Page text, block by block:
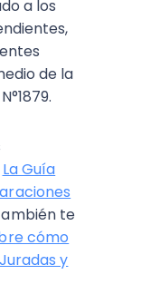
a los
de la
La Guía
te
cómo
y